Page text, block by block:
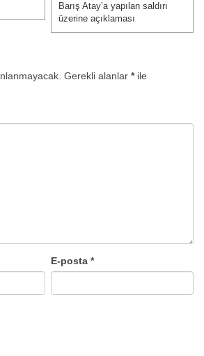
Barış Atay’a yapılan saldırı
üzerine açıklaması
Gerekli alanlar *ile
E-posta*